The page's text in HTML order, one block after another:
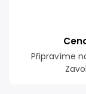
Připravíme